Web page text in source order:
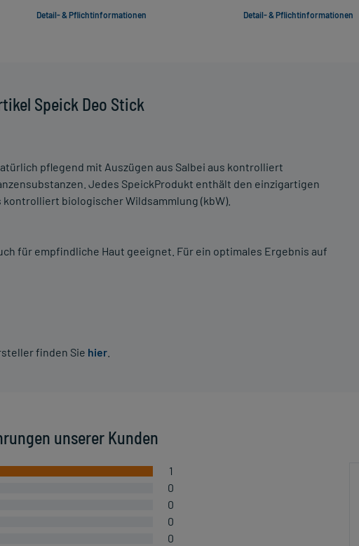
Speick Deo Stick
pflegend mit Auszügen aus Salbei aus kontrolliert
Jedes SpeickProdukt enthält den einzigartigen
biologischer Wildsammlung (kbW).
für empfindliche Haut geeignet. Für ein optimales Ergebnis auf
finden Sie hier
unserer Kunden
1
0
0
0
0
Detail- & Pflichtinformationen Detail- & Pflichtinformationen